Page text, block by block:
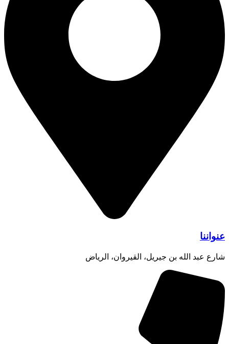
عنواننا
شارع عبد الله بن جيريل، القيروان، الرياض